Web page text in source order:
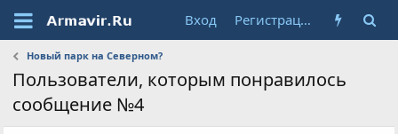
Вход Регистрация
Новый парк на Северном?
Пользователи, которым понравилось
сообщение №4